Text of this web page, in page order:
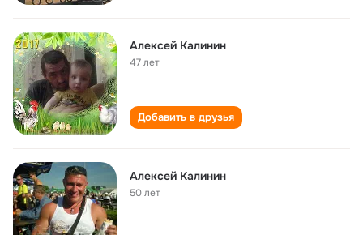
Алексей Калинин
47 лет
Добавить в друзья
Алексей Калинин
50 лет